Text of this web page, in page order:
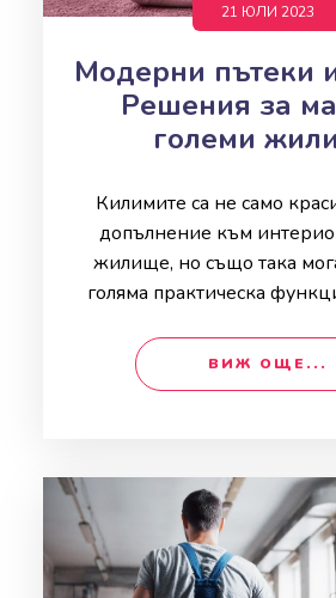
21 ЮЛИ 2023
Модерни пътеки
Решения за
големи
Килимите са не само
допълнение към
жилище, но също така
голяма практическа
ВИЖ ОЩЕ...